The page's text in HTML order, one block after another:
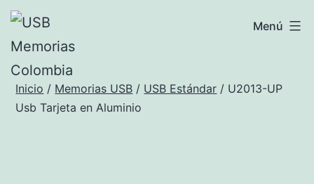
Saltar
USB
Memorias
Colombia
Menú
Inicio / Memorias USB / USB Estándar / U2013-UP
Usb Tarjeta en Aluminio